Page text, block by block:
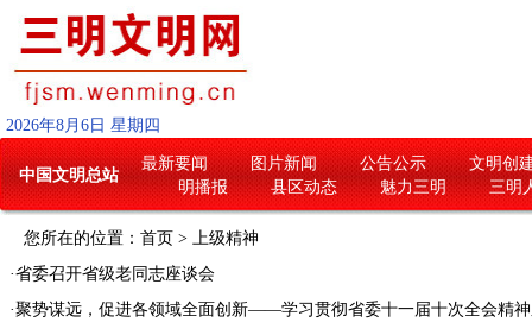
2026年8月 6 日 星期四
中国文明总站
最新要闻 图片新闻 公告公示
文明创
明播报
县区动态 魅力三明 三明
您所在的位置： 首页 > 上级精神
·省委召开省级老同志座谈会
·聚势谋远，促进各领域全面创新——学习贯彻省委十一届十次全会精